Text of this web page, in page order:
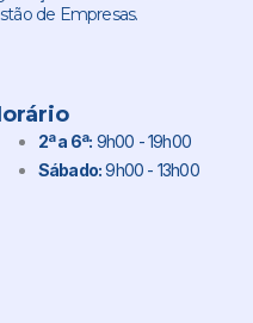
de Empresas.
2ª a 6ª: 9h00 - 19h00
Sábado:9h00 - 13h00